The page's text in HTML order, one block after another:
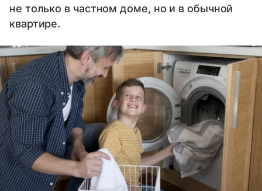
не только в частном доме, но и в обычной
квартире.